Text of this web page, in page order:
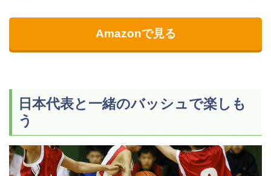
Amazonで見る
日本代表と一緒のバッシュで楽しも
う